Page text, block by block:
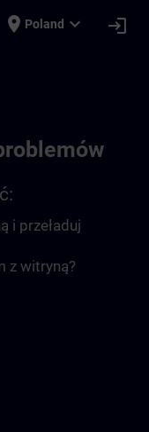
place Poland expand_more login
i przeładuj
z witryną?